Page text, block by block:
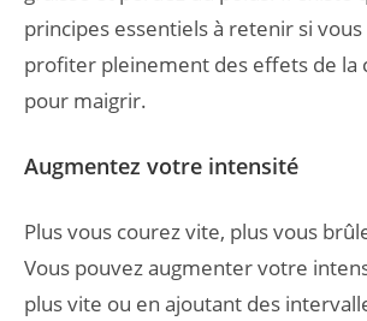
principes essentiels à retenir si
profiter pleinement des effets de la
pour maigrir.
Augmentez votre intensité
Plus vous courez vite, plus vous
Vous pouvez augmenter votre
plus vite ou en ajoutant des